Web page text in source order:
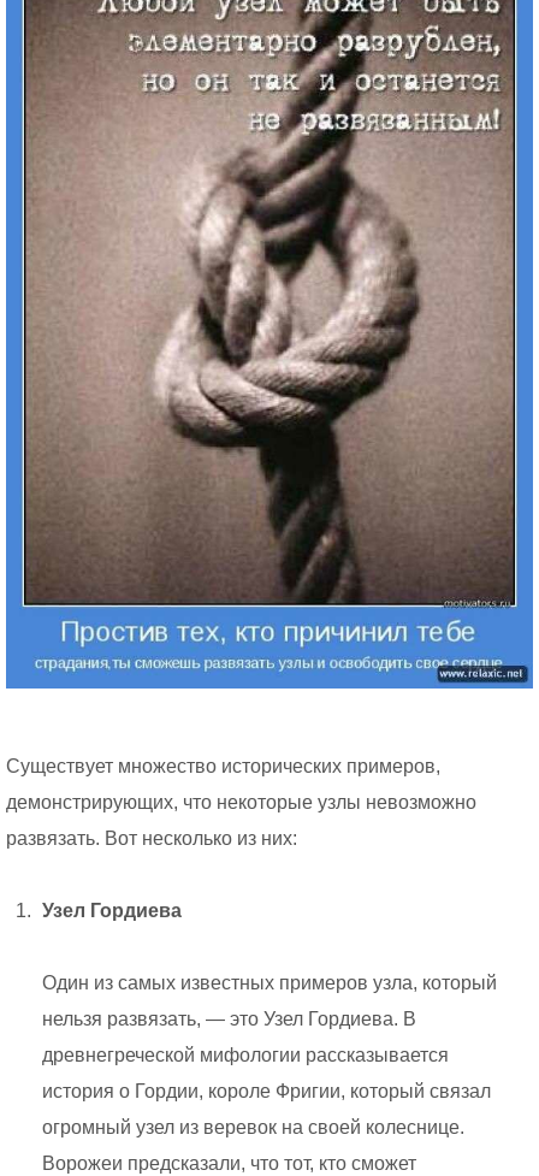
Существует множество исторических примеров,
демонстрирующих, что некоторые узлы невозможно
развязать. Вот несколько из них:
Узел Гордиева
Один из самых известных примеров узла, который
нельзя развязать, — это Узел Гордиева. В
древнегреческой мифологии рассказывается
история о Гордии, короле Фригии, который связал
огромный узел из веревок на своей колеснице.
Ворожеи предсказали, что тот, кто сможет